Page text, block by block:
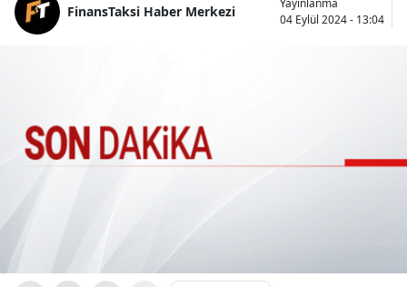
FinansTaksi Haber Merkezi
04 Eylül 2024 - 13:04